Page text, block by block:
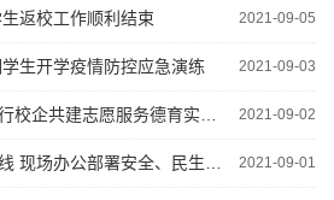
2021-09-05
返校工作顺利结束
2021-09-03
生开学疫情防控应急演练
2021-09-02
2021-09-01